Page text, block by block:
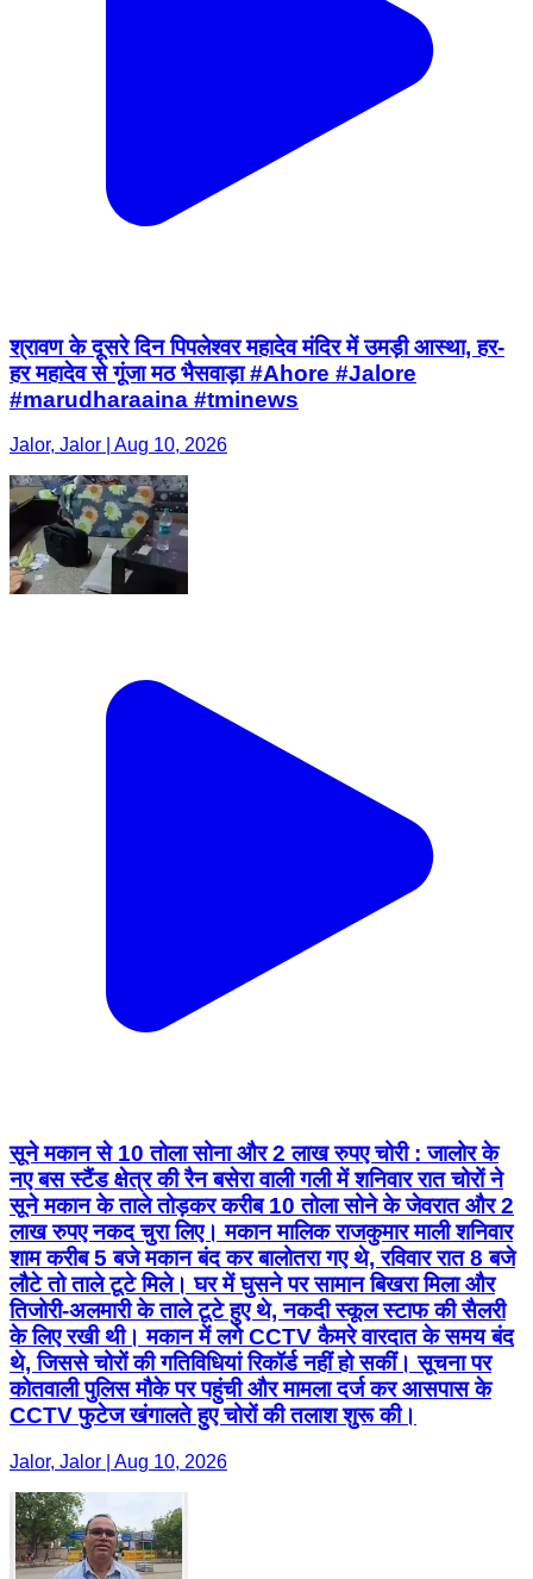
श्रावण के दूसरे दिन पिपलेश्वर महादेव मंदिर में उमड़ी आस्था, हर-
हर महादेव से गूंजा मठ भैसवाड़ा #Ahore #Jalore
#marudharaaina #tminews
Jalor, Jalor | Aug 10, 2026
सूने मकान से 10 तोला सोना और 2 लाख रुपए चोरी : जालोर के
नए बस स्टैंड क्षेत्र की रैन बसेरा वाली गली में शनिवार रात चोरों ने
सूने मकान के ताले तोड़कर करीब 10 तोला सोने के जेवरात और 2
लाख रुपए नकद चुरा लिए। मकान मालिक राजकुमार माली शनिवार
शाम करीब 5 बजे मकान बंद कर बालोतरा गए थे, रविवार रात 8 बजे
लौटे तो ताले टूटे मिले। घर में घुसने पर सामान बिखरा मिला और
तिजोरी-अलमारी के ताले टूटे हुए थे, नकदी स्कूल स्टाफ की सैलरी
के लिए रखी थी। मकान में लगे CCTV कैमरे वारदात के समय बंद
थे, जिससे चोरों की गतिविधियां रिकॉर्ड नहीं हो सकीं। सूचना पर
कोतवाली पुलिस मौके पर पहुंची और मामला दर्ज कर आसपास के
CCTV फुटेज खंगालते हुए चोरों की तलाश शुरू की।
Jalor, Jalor | Aug 10, 2026